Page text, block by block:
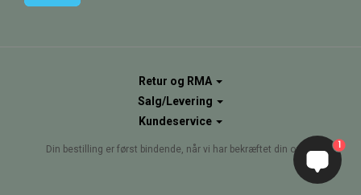
Retur og RMA
Salg/Levering
Kundeservice
Din bestilling er først bindende, når vi har bekræftet din ordre. 1